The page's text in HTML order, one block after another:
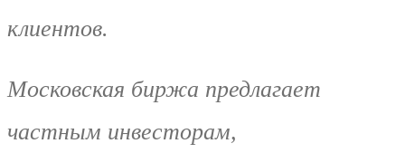
клиентов.
Московская биржа предлагает
частным инвесторам,